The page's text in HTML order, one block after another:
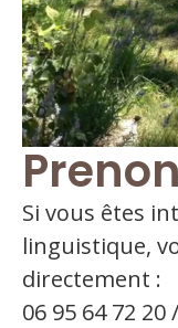
Si vous êtes
linguistique,
directement :
06 95 64 72 20